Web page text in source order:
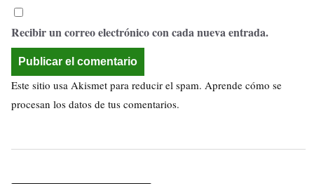
Recibir un correo electrónico con cada nueva entrada.
Este sitio usa Akismet para reducir el spam. Aprende cómo se
procesan los datos de tus comentarios.